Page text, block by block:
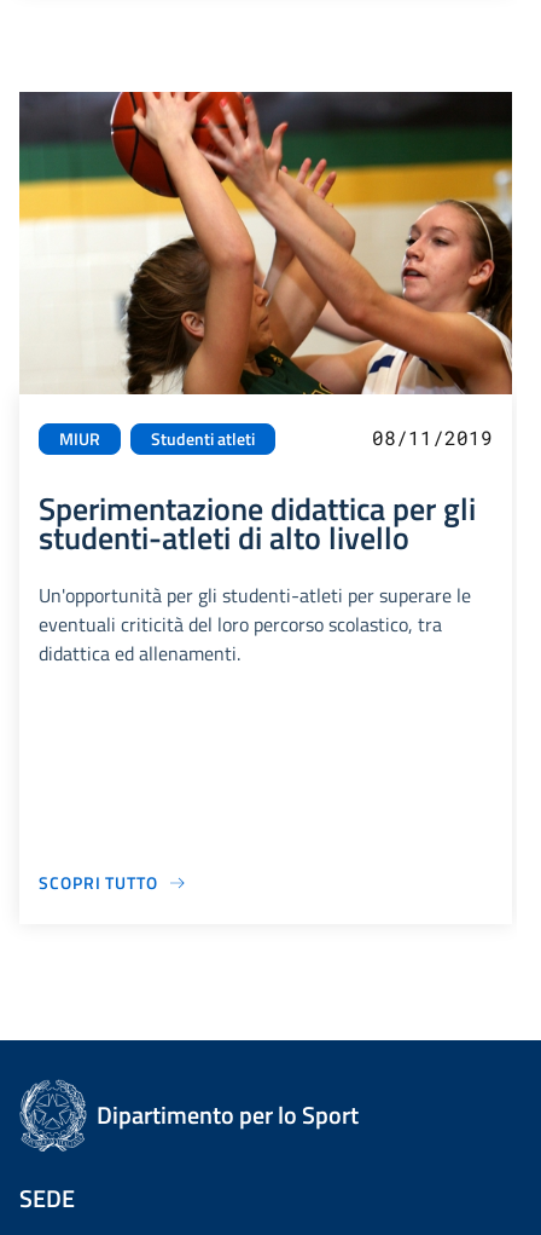
MIUR Studenti atleti 08/11/2019
Sperimentazione didattica per gli
studenti-atleti di alto livello
Un'opportunità per gli studenti-atleti per superare le
eventuali criticità del loro percorso scolastico, tra
didattica ed allenamenti.
SCOPRI TUTTO
Dipartimento per lo Sport
SEDE